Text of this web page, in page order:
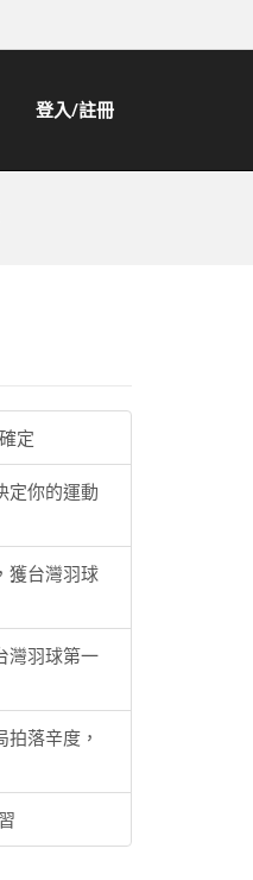
登入/註冊
定
定你的運動
獲台灣羽球
灣羽球第一
落辛度，